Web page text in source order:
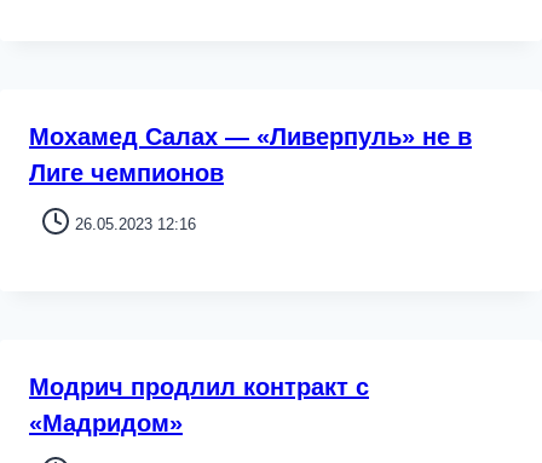
Мохамед Салах — «Ливерпуль» не в
Лиге чемпионов
26.05.2023 12:16
Модрич продлил контракт с
«Мадридом»